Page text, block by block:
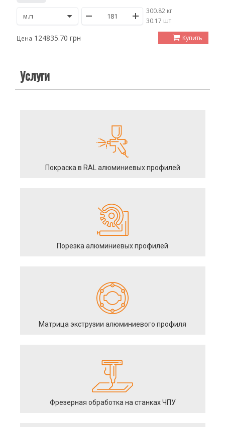
300.82 кг
/30.17 шт
Цена 124835.70 грн Купить
Услуги
Покраска в RAL алюминиевых профилей
Порезка алюминиевых профилей
Матрица экструзии алюминиевого профиля
Фрезерная обработка на станках ЧПУ